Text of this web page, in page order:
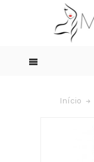
Início